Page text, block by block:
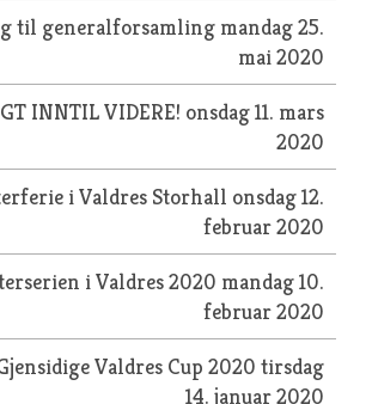
til generalforsamling mandag 25.
mai 2020
INNTIL VIDERE! onsdag 11. mars
2020
i Valdres Storhall onsdag 12.
februar 2020
i Valdres 2020 mandag 10.
februar 2020
Valdres Cup 2020 tirsdag
14. januar 2020